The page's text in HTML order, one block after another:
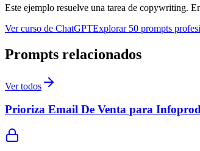
Este ejemplo resuelve una tarea de copywriting.
Ver curso de ChatGPTExplorar 50 prompts
Prompts relacionados
Ver todos
Prioriza Email De Venta para